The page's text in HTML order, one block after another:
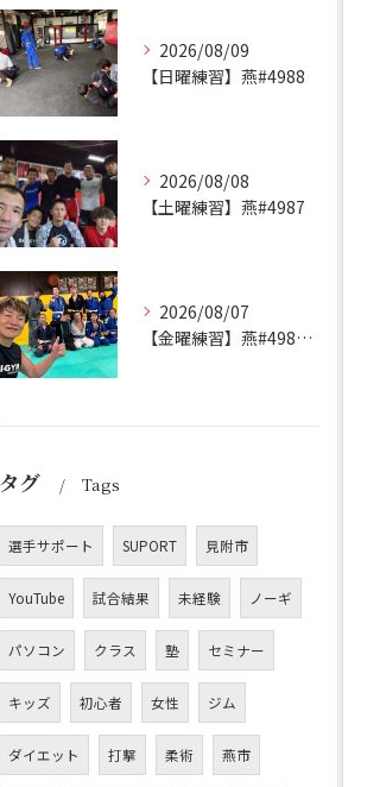
2026/08/09
【日曜練習】燕#4988
2026/08/08
【土曜練習】燕#4987
2026/08/07
【金曜練習】燕#4986見附#493
タグ Tags
選手サポート SUPORT 見附市
YouTube 試合結果 未経験 ノーギ
パソコン クラス 塾 セミナー
キッズ 初心者 女性 ジム
ダイエット 打撃 柔術 燕市